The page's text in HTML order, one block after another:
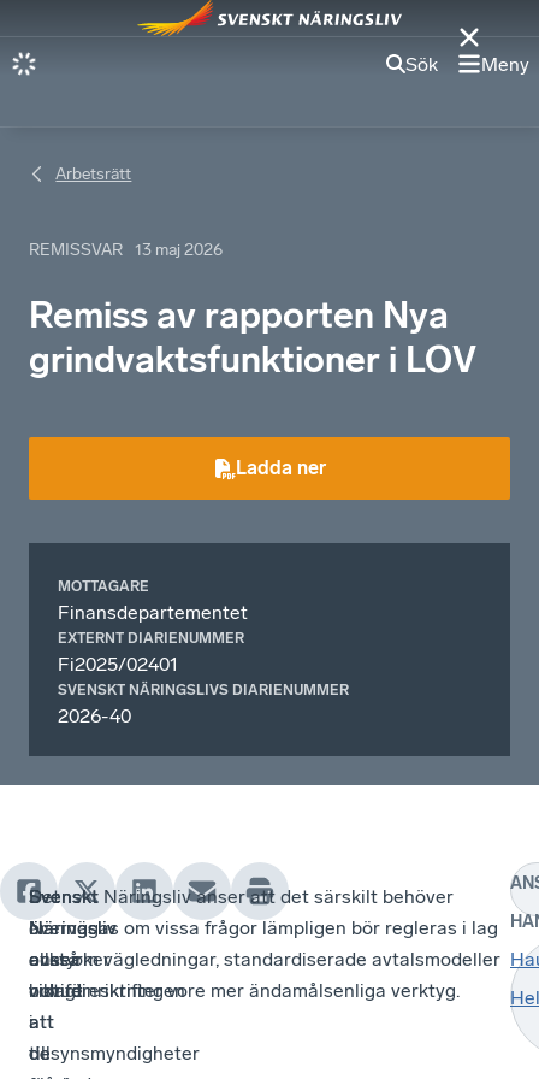
Sök Meny
Arbetsrätt
REMISSVAR 13 maj 2026
Remiss av rapporten Nya
grindvaktsfunktioner i LOV
Ladda ner
MOTTAGARE
Finansdepartementet
EXTERNT DIARIENUMMER
Fi2025/02401
SVENSKT NÄRINGSLIVS DIARIENUMMER
2026-40
Svenskt
Näringsliv
avstyrker
huvudinriktningen
i
de
Svenskt
Näringsliv
anser
vidare
att
tillsynsmyndigheter
Det
är
också
viktigt
att
de
Svenskt Näringsliv anser att det särskilt behöver
övervägas om vissa frågor lämpligen bör regleras i lag
eller om vägledningar, standardiserade avtalsmodeller
och föreskrifter vore mer ändamålsenliga verktyg.